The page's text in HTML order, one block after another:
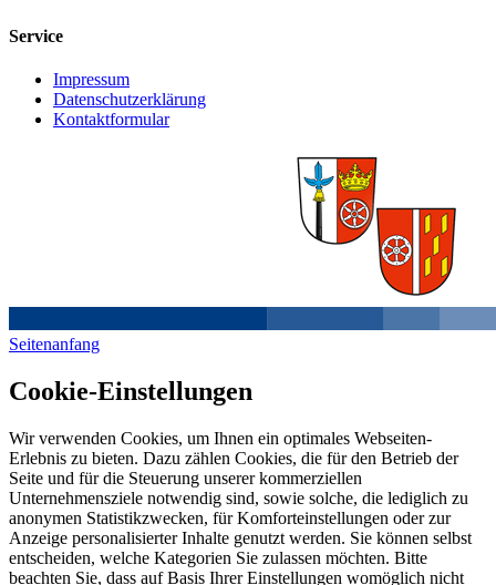
Service
Impressum
Datenschutzerklärung
Kontaktformular
Seitenanfang
Cookie-Einstellungen
Wir verwenden Cookies, um Ihnen ein optimales Webseiten-
Erlebnis zu bieten. Dazu zählen Cookies, die für den Betrieb der
Seite und für die Steuerung unserer kommerziellen
Unternehmensziele notwendig sind, sowie solche, die lediglich zu
anonymen Statistikzwecken, für Komforteinstellungen oder zur
Anzeige personalisierter Inhalte genutzt werden. Sie können selbst
entscheiden, welche Kategorien Sie zulassen möchten. Bitte
beachten Sie, dass auf Basis Ihrer Einstellungen womöglich nicht